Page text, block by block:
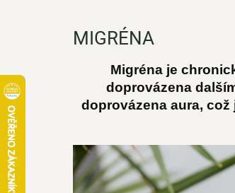
MIGRÉNA
Migréna je
doprovázena
doprovázena aura,